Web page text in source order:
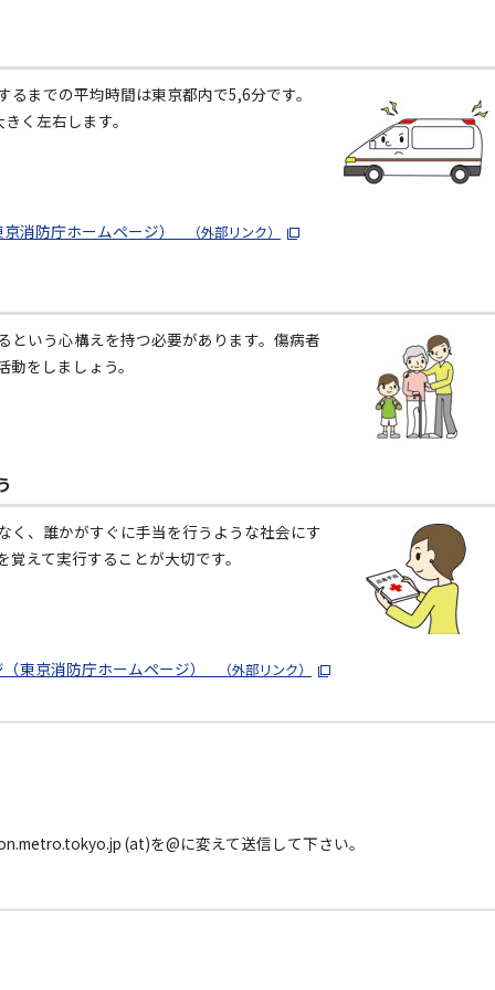
までの平均時間は東京都内で5,6分です。
く左右します。
消防庁ホームページ） （外部リンク）
という心構えを持つ必要があります。傷病者
をしましょう。
く、誰かがすぐに手当を行うような社会にす
えて実行することが大切です。
東京消防庁ホームページ） （外部リンク）
(at)を@に変えて送信して下さい。